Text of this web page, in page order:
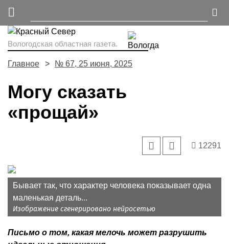
Вологодская областная газета.
Главное № 67, 25 июня, 2025
Могу сказать
«прощай»
12291
Бывает так, что характер человека показывает одна
маленькая деталь...
Изображение сгенерировано нейросетью
Письмо о том, какая мелочь может разрушить